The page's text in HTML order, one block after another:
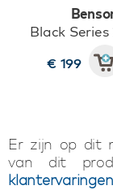
Black Series
€ 199
Er zijn op dit
van dit